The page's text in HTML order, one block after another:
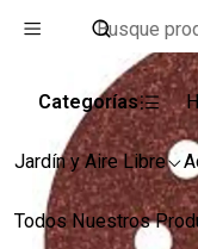
Categorías
Jardín y Aire Libre
Todos Nuestros